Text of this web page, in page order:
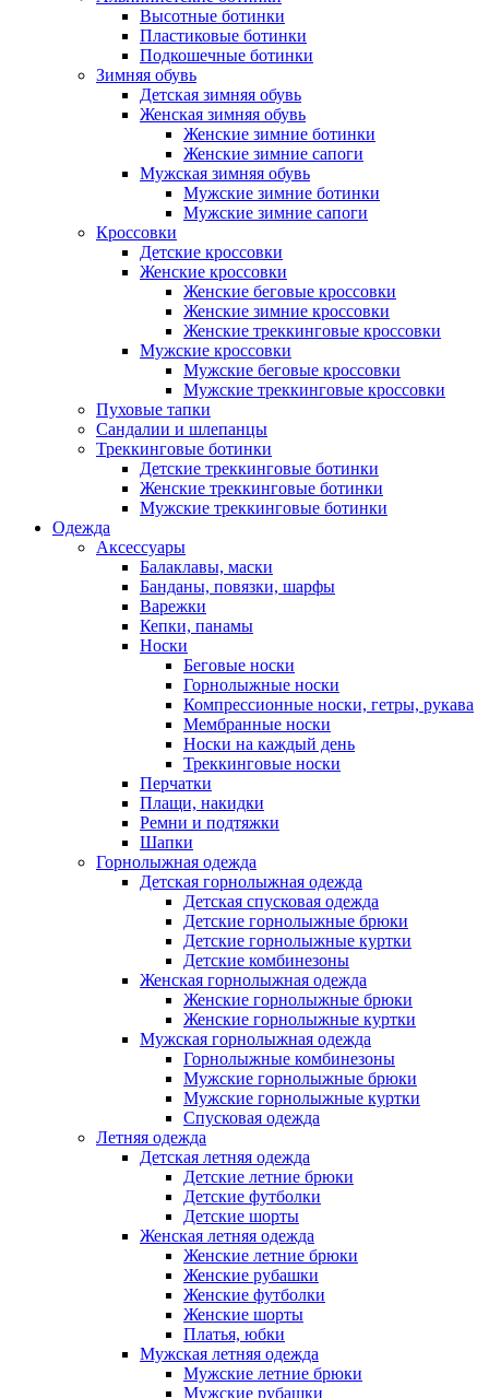
Высотные ботинки
Пластиковые ботинки
Подкошечные ботинки
Зимняя обувь
Детская зимняя обувь
Женская зимняя обувь
Женские зимние ботинки
Женские зимние сапоги
Мужская зимняя обувь
Мужские зимние ботинки
Мужские зимние сапоги
Кроссовки
Детские кроссовки
Женские кроссовки
Женские беговые кроссовки
Женские зимние кроссовки
Женские треккинговые кроссовки
Мужские кроссовки
Мужские беговые кроссовки
Мужские треккинговые кроссовки
Пуховые тапки
Сандалии и шлепанцы
Треккинговые ботинки
Детские треккинговые ботинки
Женские треккинговые ботинки
Мужские треккинговые ботинки
Одежда
Аксессуары
Балаклавы, маски
Банданы, повязки, шарфы
Варежки
Кепки, панамы
Носки
Беговые носки
Горнолыжные носки
Компрессионные носки, гетры, рукава
Мембранные носки
Носки на каждый день
Треккинговые носки
Перчатки
Плащи, накидки
Ремни и подтяжки
Шапки
Горнолыжная одежда
Детская горнолыжная одежда
Детская спусковая одежда
Детские горнолыжные брюки
Детские горнолыжные куртки
Детские комбинезоны
Женская горнолыжная одежда
Женские горнолыжные брюки
Женские горнолыжные куртки
Мужская горнолыжная одежда
Горнолыжные комбинезоны
Мужские горнолыжные брюки
Мужские горнолыжные куртки
Спусковая одежда
Летняя одежда
Детская летняя одежда
Детские летние брюки
Детские футболки
Детские шорты
Женская летняя одежда
Женские летние брюки
Женские рубашки
Женские футболки
Женские шорты
Платья, юбки
Мужская летняя одежда
Мужские летние брюки
Мужские рубашки